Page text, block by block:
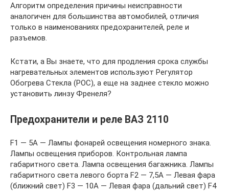
Алгоритм определения причины неисправности
аналогичен для большинства автомобилей, отличия
только в наименованиях предохранителей, реле и
разъемов.
Кстати, а Вы знаете, что для продления срока службы
нагревательных элементов используют Регулятор
Обогрева Стекла (РОС), а еще на заднее стекло можно
установить линзу Френеля?
Предохранители и реле ВАЗ 2110
F1 — 5А — Лампы фонарей освещения номерного знака.
Лампы освещения приборов. Контрольная лампа
габаритного света. Лампа освещения багажника. Лампы
габаритного света левого борта F2 — 7,5А — Левая фара
(ближний свет) F3 — 10А — Левая фара (дальний свет) F4